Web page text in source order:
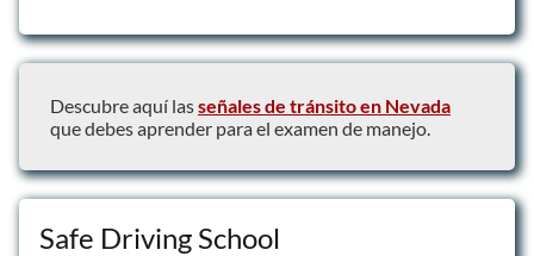
Driver Training Packages
Descubre aquí lasseñales de tránsito en Nevada
que debes aprender para el examen de manejo.
Safe Driving School